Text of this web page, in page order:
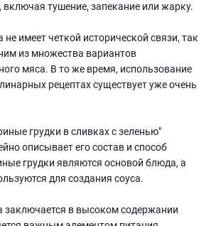
тушение, запекание или жарку.
имеет четкой исторической связи, так
из множества вариантов
мяса. В то же время, использование
рецептах существует уже очень
грудки в сливках с зеленью"
описывает его состав и способ
грудки являются основой блюда, а
для создания соуса.
заключается в высоком содержании